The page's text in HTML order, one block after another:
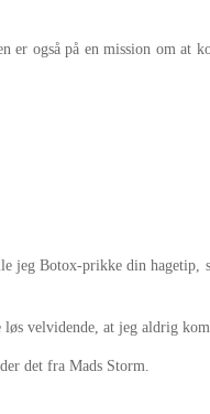
er også på en mission om at
Botox-prikke din hagetip,
velvidende, at jeg aldrig
det fra Mads Storm.